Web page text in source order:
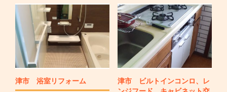
津市 浴室リフォーム
津市 ビルトインコンロ、レ